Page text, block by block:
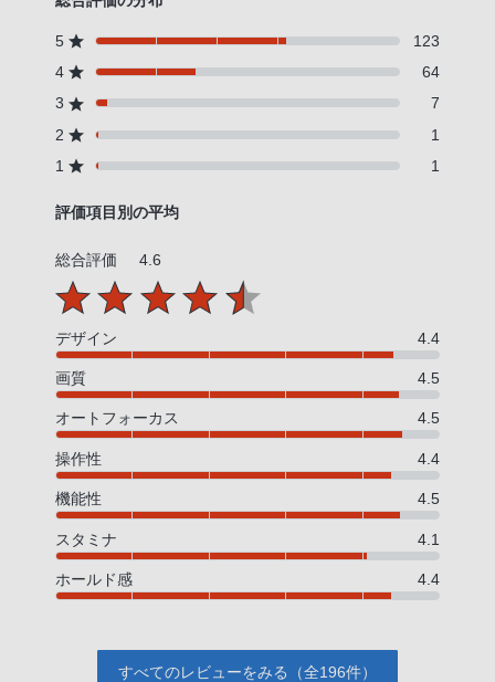
5
123
4
64
3
7
2
1
1
1
評価項目別の平均
総合評価 4.6
デザイン 4.4
画質 4.5
オートフォーカス 4.5
操作性 4.4
機能性 4.5
スタミナ 4.1
ホールド感 4.4
すべてのレビューをみる（全196件）